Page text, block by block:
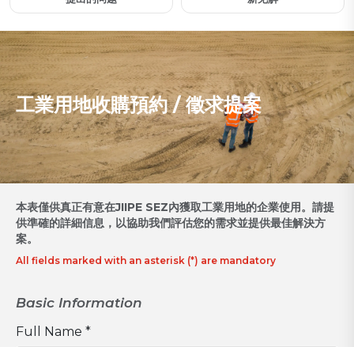
工業用地收購預約 / 徵求提案
本表僅供真正有意在JIIPE SEZ內獲取工業用地的企業使用。請提
供準確的詳細信息，以協助我們評估您的需求並提供最佳解決方
案。
All fields marked with an asterisk (*) are mandatory
Basic Information
Full Name *